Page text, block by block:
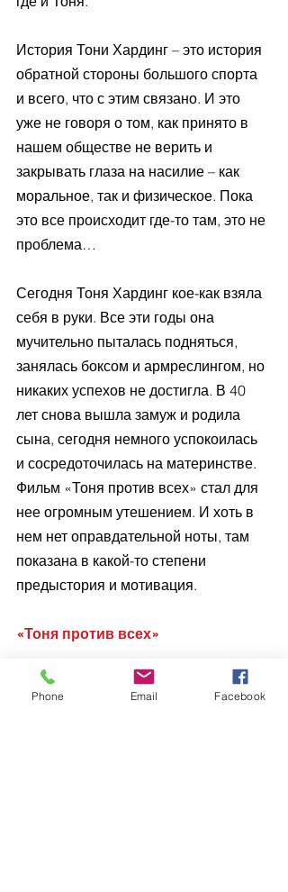
История Тони Хардинг – это история
обратной стороны большого спорта
и всего, что с этим связано. И это
уже не говоря о том, как принято в
нашем обществе не верить и
закрывать глаза на насилие – как
моральное, так и физическое. Пока
это все происходит где-то там, это не
проблема…
Сегодня Тоня Хардинг кое-как взяла
себя в руки. Все эти годы она
мучительно пыталась подняться,
занялась боксом и армреслингом, но
никаких успехов не достигла. В 40
лет снова вышла замуж и родила
сына, сегодня немного успокоилась
и сосредоточилась на материнстве.
Фильм «Тоня против всех» стал для
нее огромным утешением. И хоть в
нем нет оправдательной ноты, там
показана в какой-то степени
предыстория и мотивация.
«Тоня против всех»
Режиссер Крейг Гиллеспи снял
фильм в достаточно интересной
Phone Email Facebook